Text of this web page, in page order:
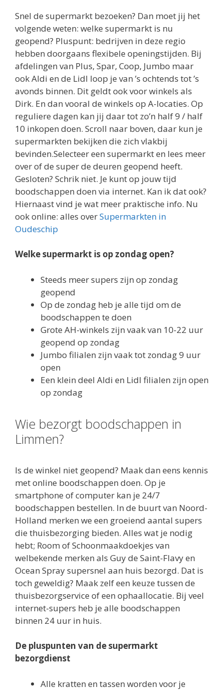
Snel de supermarkt bezoeken? Dan moet jij het
volgende weten: welke supermarkt is nu
geopend? Pluspunt: bedrijven in deze regio
hebben doorgaans flexibele openingstijden. Bij
afdelingen van Plus, Spar, Coop, Jumbo maar
ook Aldi en de Lidl loop je van ’s ochtends tot ’s
avonds binnen. Dit geldt ook voor winkels als
Dirk. En dan vooral de winkels op A-locaties. Op
reguliere dagen kan jij daar tot zo’n half 9 / half
10 inkopen doen. Scroll naar boven, daar kun je
supermarkten bekijken die zich vlakbij
bevinden.Selecteer een supermarkt en lees meer
over of de super de deuren geopend heeft.
Gesloten? Schrik niet. Je kunt op jouw tijd
boodschappen doen via internet. Kan ik dat ook?
Hiernaast vind je wat meer praktische info. Nu
ook online: alles overSupermarkten in
Oudeschip
Welke supermarkt is op zondag open?
Steeds meer supers zijn op zondag
geopend
Op de zondag heb je alle tijd om de
boodschappen te doen
Grote AH-winkels zijn vaak van 10-22 uur
geopend op zondag
Jumbo filialen zijn vaak tot zondag 9 uur
open
Een klein deel Aldi en Lidl filialen zijn open
op zondag
Wie bezorgt boodschappen in
Limmen?
Is de winkel niet geopend? Maak dan eens kennis
met online boodschappen doen. Op je
smartphone of computer kan je 24/7
boodschappen bestellen. In de buurt van Noord-
Holland merken we een groeiend aantal supers
die thuisbezorging bieden. Alles wat je nodig
hebt; Room of Schoonmaakdoekjes van
welbekende merken als Guy de Saint-Flavy en
Ocean Spray supersnel aan huis bezorgd. Dat is
toch geweldig? Maak zelf een keuze tussen de
thuisbezorgservice of een ophaallocatie. Bij veel
internet-supers heb je alle boodschappen
binnen 24 uur in huis.
De pluspunten van de supermarkt
bezorgdienst
Alle kratten en tassen worden voor je